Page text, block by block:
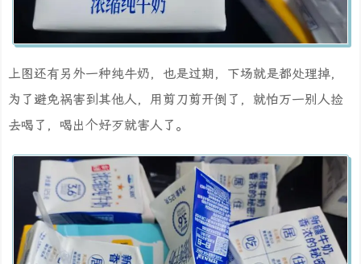
上图还有另外一种纯牛奶，也是过期，下场就是都处理掉，
为了避免祸害到其他人，用剪刀剪开倒了，就怕万一别人捡
去喝了，喝出个好歹就害人了。